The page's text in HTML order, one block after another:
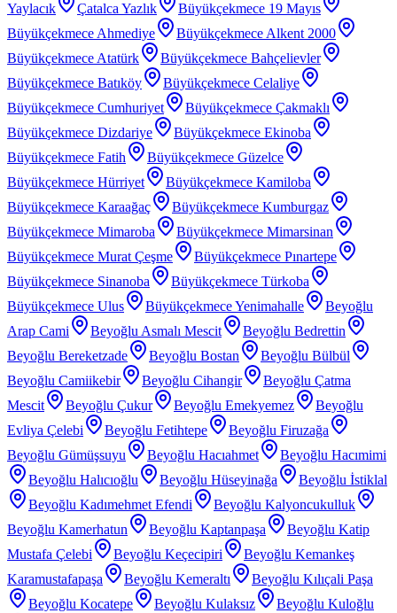
Yaylacık
Çatalca Yazlık
Büyükçekmece 19 Mayıs
Büyükçekmece Ahmediye
Büyükçekmece Alkent 2000
Büyükçekmece Atatürk
Büyükçekmece Bahçelievler
Büyükçekmece Batıköy
Büyükçekmece Celaliye
Büyükçekmece Cumhuriyet
Büyükçekmece Çakmaklı
Büyükçekmece Dizdariye
Büyükçekmece Ekinoba
Büyükçekmece Fatih
Büyükçekmece Güzelce
Büyükçekmece Hürriyet
Büyükçekmece Kamiloba
Büyükçekmece Karaağaç
Büyükçekmece Kumburgaz
Büyükçekmece Mimaroba
Büyükçekmece Mimarsinan
Büyükçekmece Murat Çeşme
Büyükçekmece Pınartepe
Büyükçekmece Sinanoba
Büyükçekmece Türkoba
Büyükçekmece Ulus
Büyükçekmece Yenimahalle
Beyoğlu
Arap Cami
Beyoğlu Asmalı Mescit
Beyoğlu Bedrettin
Beyoğlu Bereketzade
Beyoğlu Bostan
Beyoğlu Bülbül
Beyoğlu Camiikebir
Beyoğlu Cihangir
Beyoğlu Çatma
Mescit
Beyoğlu Çukur Beyoğlu Emekyemez
Beyoğlu
Evliya Çelebi
Beyoğlu Fetihtepe
Beyoğlu Firuzağa
Beyoğlu Gümüşsuyu
Beyoğlu Hacıahmet
Beyoğlu Hacımimi
Beyoğlu Halıcıoğlu
Beyoğlu Hüseyinağa
Beyoğlu İstiklal
Beyoğlu Kadımehmet Efendi
Beyoğlu Kalyoncukulluk
Beyoğlu Kamerhatun
Beyoğlu Kaptanpaşa
Beyoğlu Katip
Mustafa Çelebi
Beyoğlu Keçecipiri
Beyoğlu Kemankeş
Karamustafapaşa
Beyoğlu Kemeraltı
Beyoğlu Kılıçali Paşa
Beyoğlu Kocatepe
Beyoğlu Kulaksız
Beyoğlu Kuloğlu